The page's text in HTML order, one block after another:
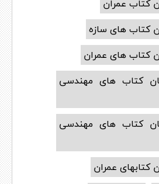
کتاب عمران
کتاب های سازه
کتاب های عمران
کتاب های مهندسی
کتاب های مهندسی
کتابهای عمران